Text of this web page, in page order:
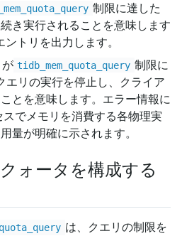
制限に達した
き実行されることを意味します
トリを出力します。
が tidb_mem_quota_query 制限に
エリの実行を停止し、クライア
とを意味します。エラー情報に
でメモリを消費する各物理実
量が明確に示されます。
ォータを構成する
は、クエリの制限を